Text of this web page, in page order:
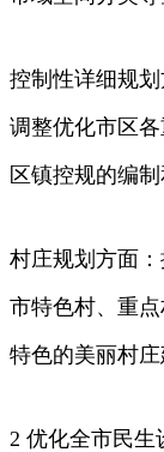
控制性详细规
调整优化市区
区镇控规的编制
村庄规划方面
市特色村、重
特色的美丽村庄
2 优化全市民生